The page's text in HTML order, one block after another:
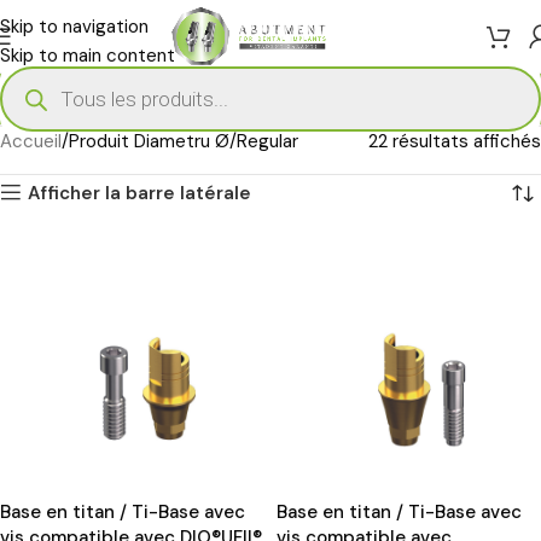
Skip to navigation
Skip to main content
Accueil Produit Diametru Ø Regular 22 résultats affichés
Afficher la barre latérale
Base en titan / Ti-Base avec
Base en titan / Ti-Base avec